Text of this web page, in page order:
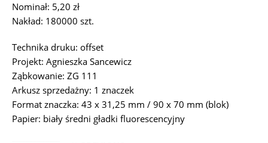
Nominał: 5,20 zł
Nakład: 180000 szt.
Technika druku: offset
Projekt: Agnieszka Sancewicz
Ząbkowanie: ZG 111
Arkusz sprzedażny: 1 znaczek
Format znaczka: 43 x 31,25 mm / 90 x 70 mm (blok)
Papier: biały średni gładki fluorescencyjny